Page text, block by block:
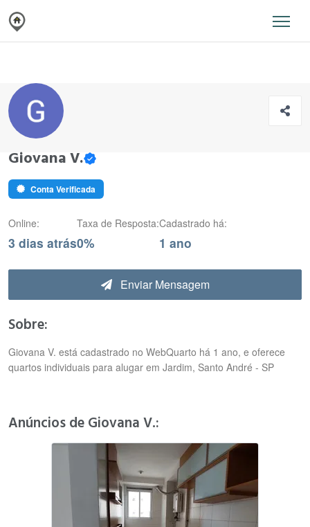
Giovana V.
Conta Verificada
Online:
3 dias atrás
Taxa de Resposta:
0%
Cadastrado há:
1 ano
Enviar Mensagem
Sobre:
Giovana V. está cadastrado no WebQuarto há 1 ano, e oferece
quartos individuais para alugar em Jardim, Santo André - SP
Anúncios de Giovana V.: